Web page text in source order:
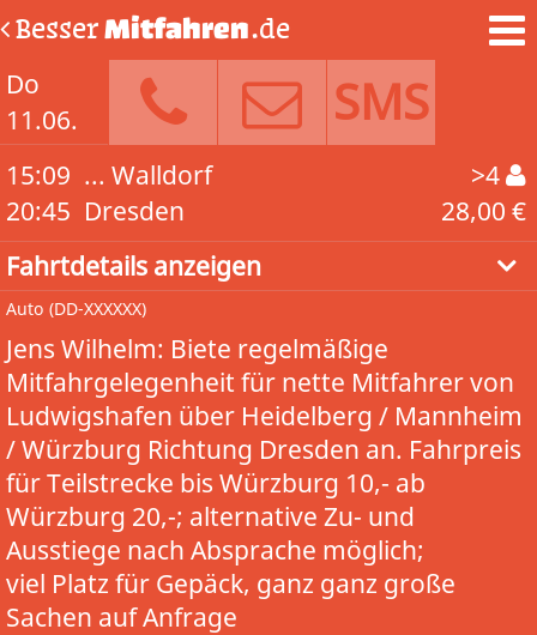
BesserMitfahren.de
Do
11.06.
SMS
15:09
20:45
... Walldorf
Dresden
>4
28,00 €
Fahrtdetails anzeigen
Auto (DD-XXXXXX)
Jens Wilhelm: Biete regelmäßige
Mitfahrgelegenheit für nette Mitfahrer von
Ludwigshafen über Heidelberg / Mannheim
/ Würzburg Richtung Dresden an. Fahrpreis
für Teilstrecke bis Würzburg 10,- ab
Würzburg 20,-; alternative Zu- und
Ausstiege nach Absprache möglich;
viel Platz für Gepäck, ganz ganz große
Sachen auf Anfrage